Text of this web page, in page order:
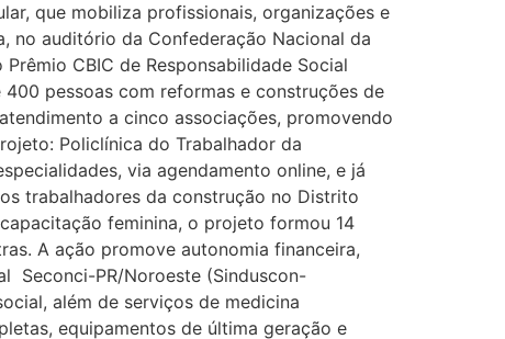
que mobiliza profissionais, organizações e
no auditório da Confederação Nacional da
CBIC de Responsabilidade Social
pessoas com reformas e construções de
a cinco associações, promovendo
Policlínica do Trabalhador da
via agendamento online, e já
trabalhadores da construção no Distrito
feminina, o projeto formou 14
A ação promove autonomia financeira,
Seconci-PR/Noroeste (Sinduscon-
além de serviços de medicina
equipamentos de última geração e